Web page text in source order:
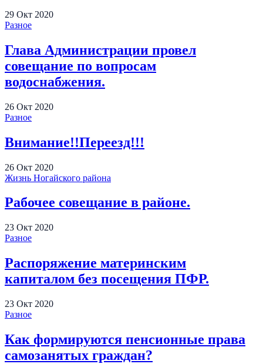
29 Окт 2020
Разное
Глава Администрации провел
совещание по вопросам
водоснабжения.
26 Окт 2020
Разное
Внимание!!Переезд!!!
26 Окт 2020
Жизнь Ногайского района
Рабочее совещание в районе.
23 Окт 2020
Разное
Распоряжение материнским
капиталом без посещения ПФР.
23 Окт 2020
Разное
Как формируются пенсионные права
самозанятых граждан?